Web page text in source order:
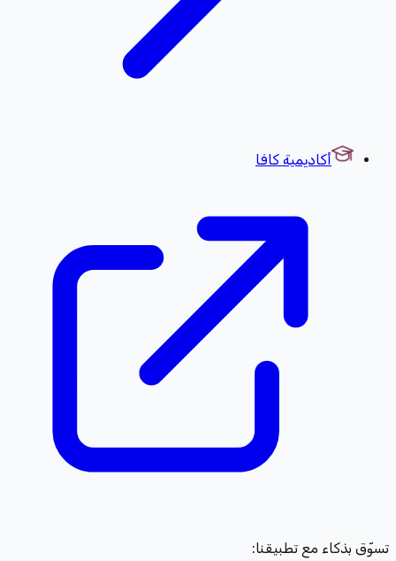
أكاديمية كافا
تسوّق بذكاء مع تطبيقنا: